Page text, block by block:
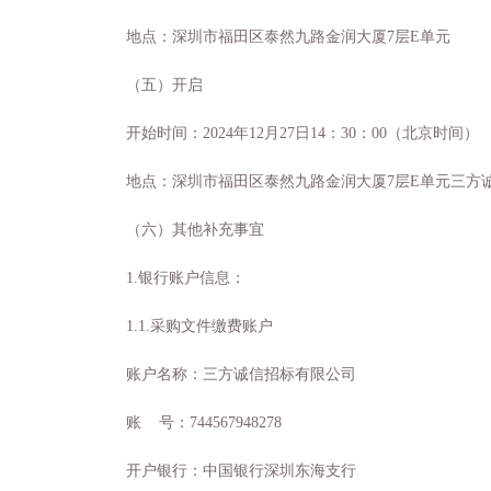
地点：深圳市福田区泰然九路金润大厦 7层E单元
（五）开启
开始时间： 2024年12月 27 日 14：30：00（北京时间）
地点：深圳市福田区泰然九路金润大厦 7层E单元三方
（六）其他补充事宜
1.银行账户信息：
1.1.采购文件缴费账户
账户名称：三方诚信招标有限公司
账 号： 744567948278
开户银行：中国银行深圳东海支行